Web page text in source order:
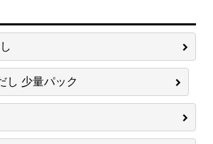
し 少量パック